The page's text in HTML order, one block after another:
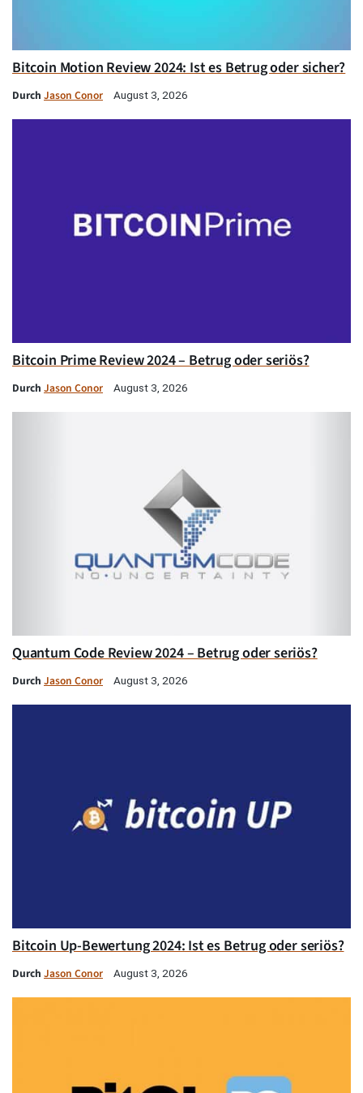
Bitcoin Motion Review 2024: Ist es Betrug oder sicher?
Durch Jason Conor August 3, 2026
Bitcoin Prime Review 2024 – Betrug oder seriös?
Durch Jason Conor August 3, 2026
Quantum Code Review 2024 – Betrug oder seriös?
Durch Jason Conor August 3, 2026
Bitcoin Up-Bewertung 2024: Ist es Betrug oder seriös?
Durch Jason Conor August 3, 2026